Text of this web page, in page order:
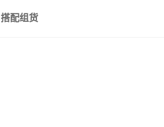
搭配组货